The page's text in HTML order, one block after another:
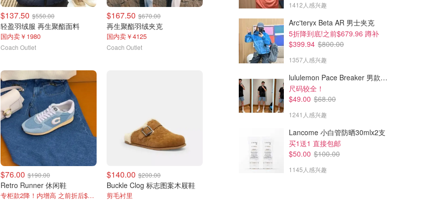
$137.50 $550.00
轻盈羽绒服 再生聚酯面料
国内卖￥1980
Coach Outlet
$167.50 $670.00
再生聚酯羽绒夹克
国内卖￥4125
Coach Outlet
$76.00 $190.00
Retro Runner 休闲鞋
专柜款2降！内增高 之前折后$95 国内￥1350
$140.00 $200.00
Buckle Clog 标志图案木屐鞋
剪毛衬里
1412人感兴趣
Arc'teryx Beta AR 男士夹克
5折降到底!之前$679.96 蹲补
$399.94 $800.00
1357人感兴趣
lululemon Pace Breaker 男款短裤 7英寸
尺码较全！
$49.00 $68.00
1241人感兴趣
Lancome 小白管防晒30mlx2支
买1送1 直接包邮
$50.00 $100.00
1145人感兴趣